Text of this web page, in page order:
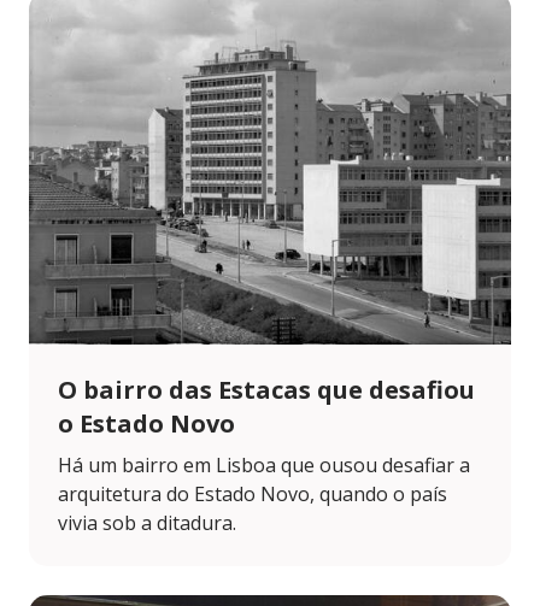
O bairro das Estacas que desafiou
o Estado Novo
Há um bairro em Lisboa que ousou desafiar a
arquitetura do Estado Novo, quando o país
vivia sob a ditadura.